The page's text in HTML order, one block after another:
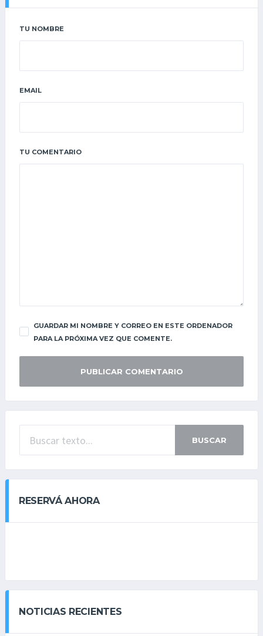
TU NOMBRE
EMAIL
TU COMENTARIO
GUARDAR MI NOMBRE Y CORREO EN ESTE ORDENADOR
PARA LA PRÓXIMA VEZ QUE COMENTE.
BUSCAR
RESERVÁ AHORA
NOTICIAS RECIENTES